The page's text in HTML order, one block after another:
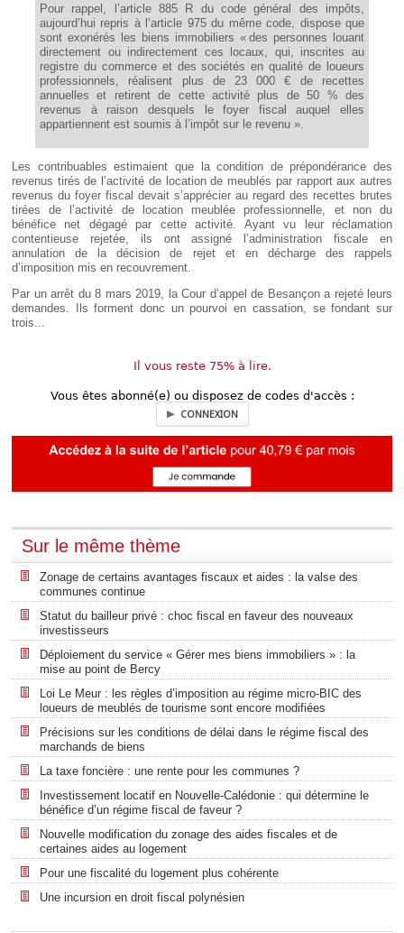
Pour rappel, l’article 885 R du code général des impôts,
aujourd’hui repris à l’article 975 du même code, dispose que
sont exonérés les biens immobiliers « des personnes louant
directement ou indirectement ces locaux, qui, inscrites au
registre du commerce et des sociétés en qualité de loueurs
professionnels, réalisent plus de 23 000 € de recettes
annuelles et retirent de cette activité plus de 50 % des
revenus à raison desquels le foyer fiscal auquel elles
appartiennent est soumis à l’impôt sur le revenu ».
Les contribuables estimaient que la condition de prépondérance des
revenus tirés de l’activité de location de meublés par rapport aux autres
revenus du foyer fiscal devait s’apprécier au regard des recettes brutes
tirées de l’activité de location meublée professionnelle, et non du
bénéfice net dégagé par cette activité. Ayant vu leur réclamation
contentieuse rejetée, ils ont assigné l’administration fiscale en
annulation de la décision de rejet et en décharge des rappels
d’imposition mis en recouvrement.
Par un arrêt du 8 mars 2019, la Cour d’appel de Besançon a rejeté leurs
demandes. Ils forment donc un pourvoi en cassation, se fondant sur
trois...
Il vous reste 75% à lire.
Vous êtes abonné(e) ou disposez de codes d'accès :
CONNEXION
Sur le même thème
Zonage de certains avantages fiscaux et aides : la valse des
communes continue
Statut du bailleur privé : choc fiscal en faveur des nouveaux
investisseurs
Déploiement du service « Gérer mes biens immobiliers » : la
mise au point de Bercy
Loi Le Meur : les règles d’imposition au régime micro-BIC des
loueurs de meublés de tourisme sont encore modifiées
Précisions sur les conditions de délai dans le régime fiscal des
marchands de biens
La taxe foncière : une rente pour les communes ?
Investissement locatif en Nouvelle-Calédonie : qui détermine le
bénéfice d’un régime fiscal de faveur ?
Nouvelle modification du zonage des aides fiscales et de
certaines aides au logement
Pour une fiscalité du logement plus cohérente
Une incursion en droit fiscal polynésien